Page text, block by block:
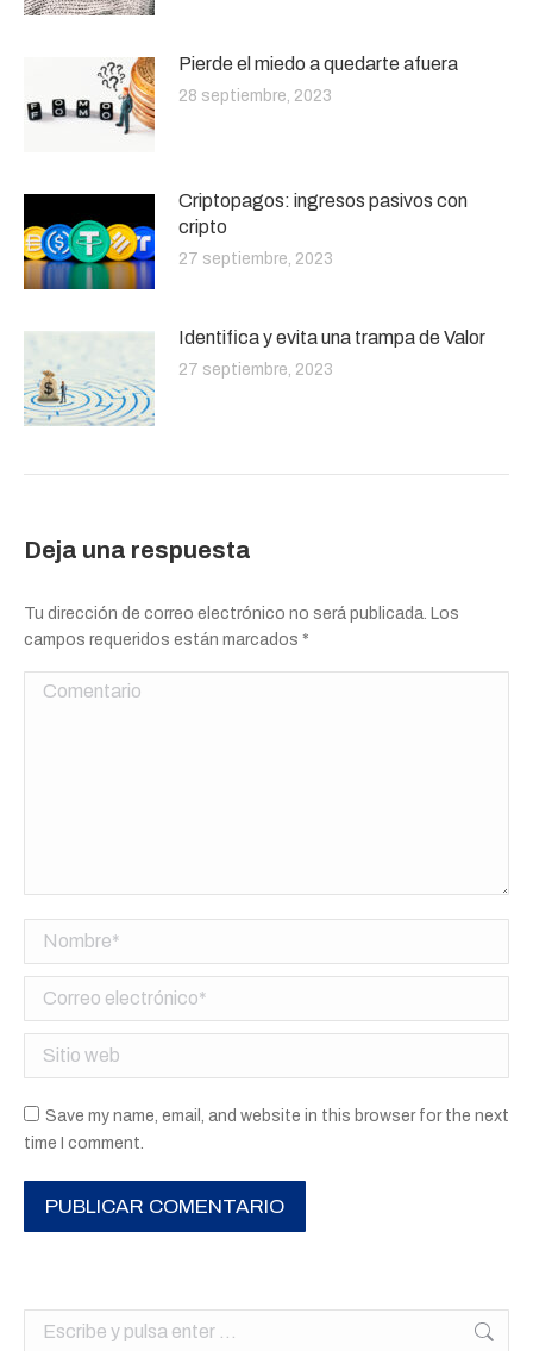
Pierde el miedo a quedarte afuera
28 septiembre, 2023
Criptopagos: ingresos pasivos con
cripto
27 septiembre, 2023
Identifica y evita una trampa de Valor
27 septiembre, 2023
Deja una respuesta
Tu dirección de correo electrónico no será publicada. Los
campos requeridos están marcados *
Comentario
Nombre *
Correo electrónico *
Sitio web
Save my name, email, and website in this browser for the next
time I comment.
PUBLICAR COMENTARIO
Buscar: